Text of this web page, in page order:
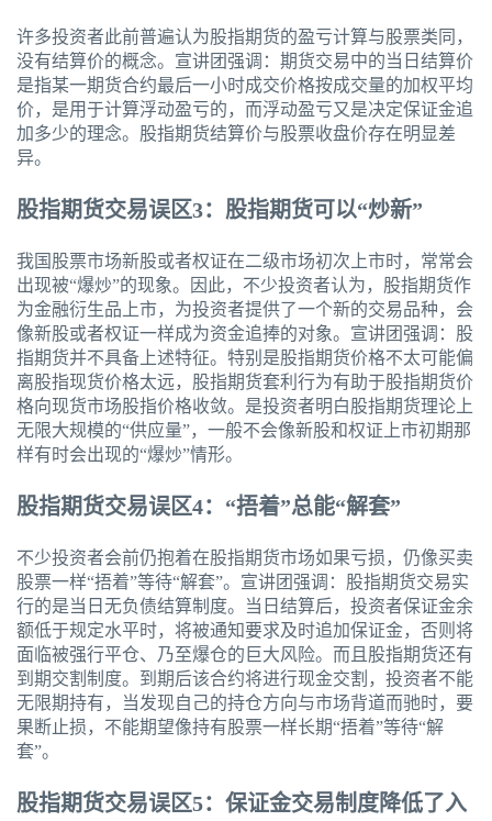
许多投资者此前普遍认为股指期货的盈亏计算与股票类同，
没有结算价的概念。宣讲团强调：期货交易中的当日结算价
是指某一期货合约最后一小时成交价格按成交量的加权平均
价，是用于计算浮动盈亏的，而浮动盈亏又是决定保证金追
加多少的理念。股指期货结算价与股票收盘价存在明显差
异。
股指期货交易误区3：股指期货可以“炒新”
我国股票市场新股或者权证在二级市场初次上市时，常常会
出现被“爆炒”的现象。因此，不少投资者认为，股指期货作
为金融衍生品上市，为投资者提供了一个新的交易品种，会
像新股或者权证一样成为资金追捧的对象。宣讲团强调：股
指期货并不具备上述特征。特别是股指期货价格不太可能偏
离股指现货价格太远，股指期货套利行为有助于股指期货价
格向现货市场股指价格收敛。是投资者明白股指期货理论上
无限大规模的“供应量”，一般不会像新股和权证上市初期那
样有时会出现的“爆炒”情形。
股指期货交易误区4：“捂着”总能“解套”
不少投资者会前仍抱着在股指期货市场如果亏损，仍像买卖
股票一样“捂着”等待“解套”。宣讲团强调：股指期货交易实
行的是当日无负债结算制度。当日结算后，投资者保证金余
额低于规定水平时，将被通知要求及时追加保证金，否则将
面临被强行平仓、乃至爆仓的巨大风险。而且股指期货还有
到期交割制度。到期后该合约将进行现金交割，投资者不能
无限期持有，当发现自己的持仓方向与市场背道而驰时，要
果断止损，不能期望像持有股票一样长期“捂着”等待“解
套”。
股指期货交易误区5：保证金交易制度降低了入